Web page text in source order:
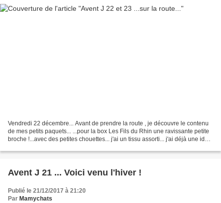
Vendredi 22 décembre... Avant de prendre la route , je découvre le contenu
de mes petits paquets... ...pour la box Les Fils du Rhin une ravissante petite
broche !...avec des petites chouettes... j'ai un tissu assorti... j'ai déjà une idée
Avent J 21 ... Voici venu l'hiver !
Publié le 21/12/2017 à 21:20
Par Mamychats